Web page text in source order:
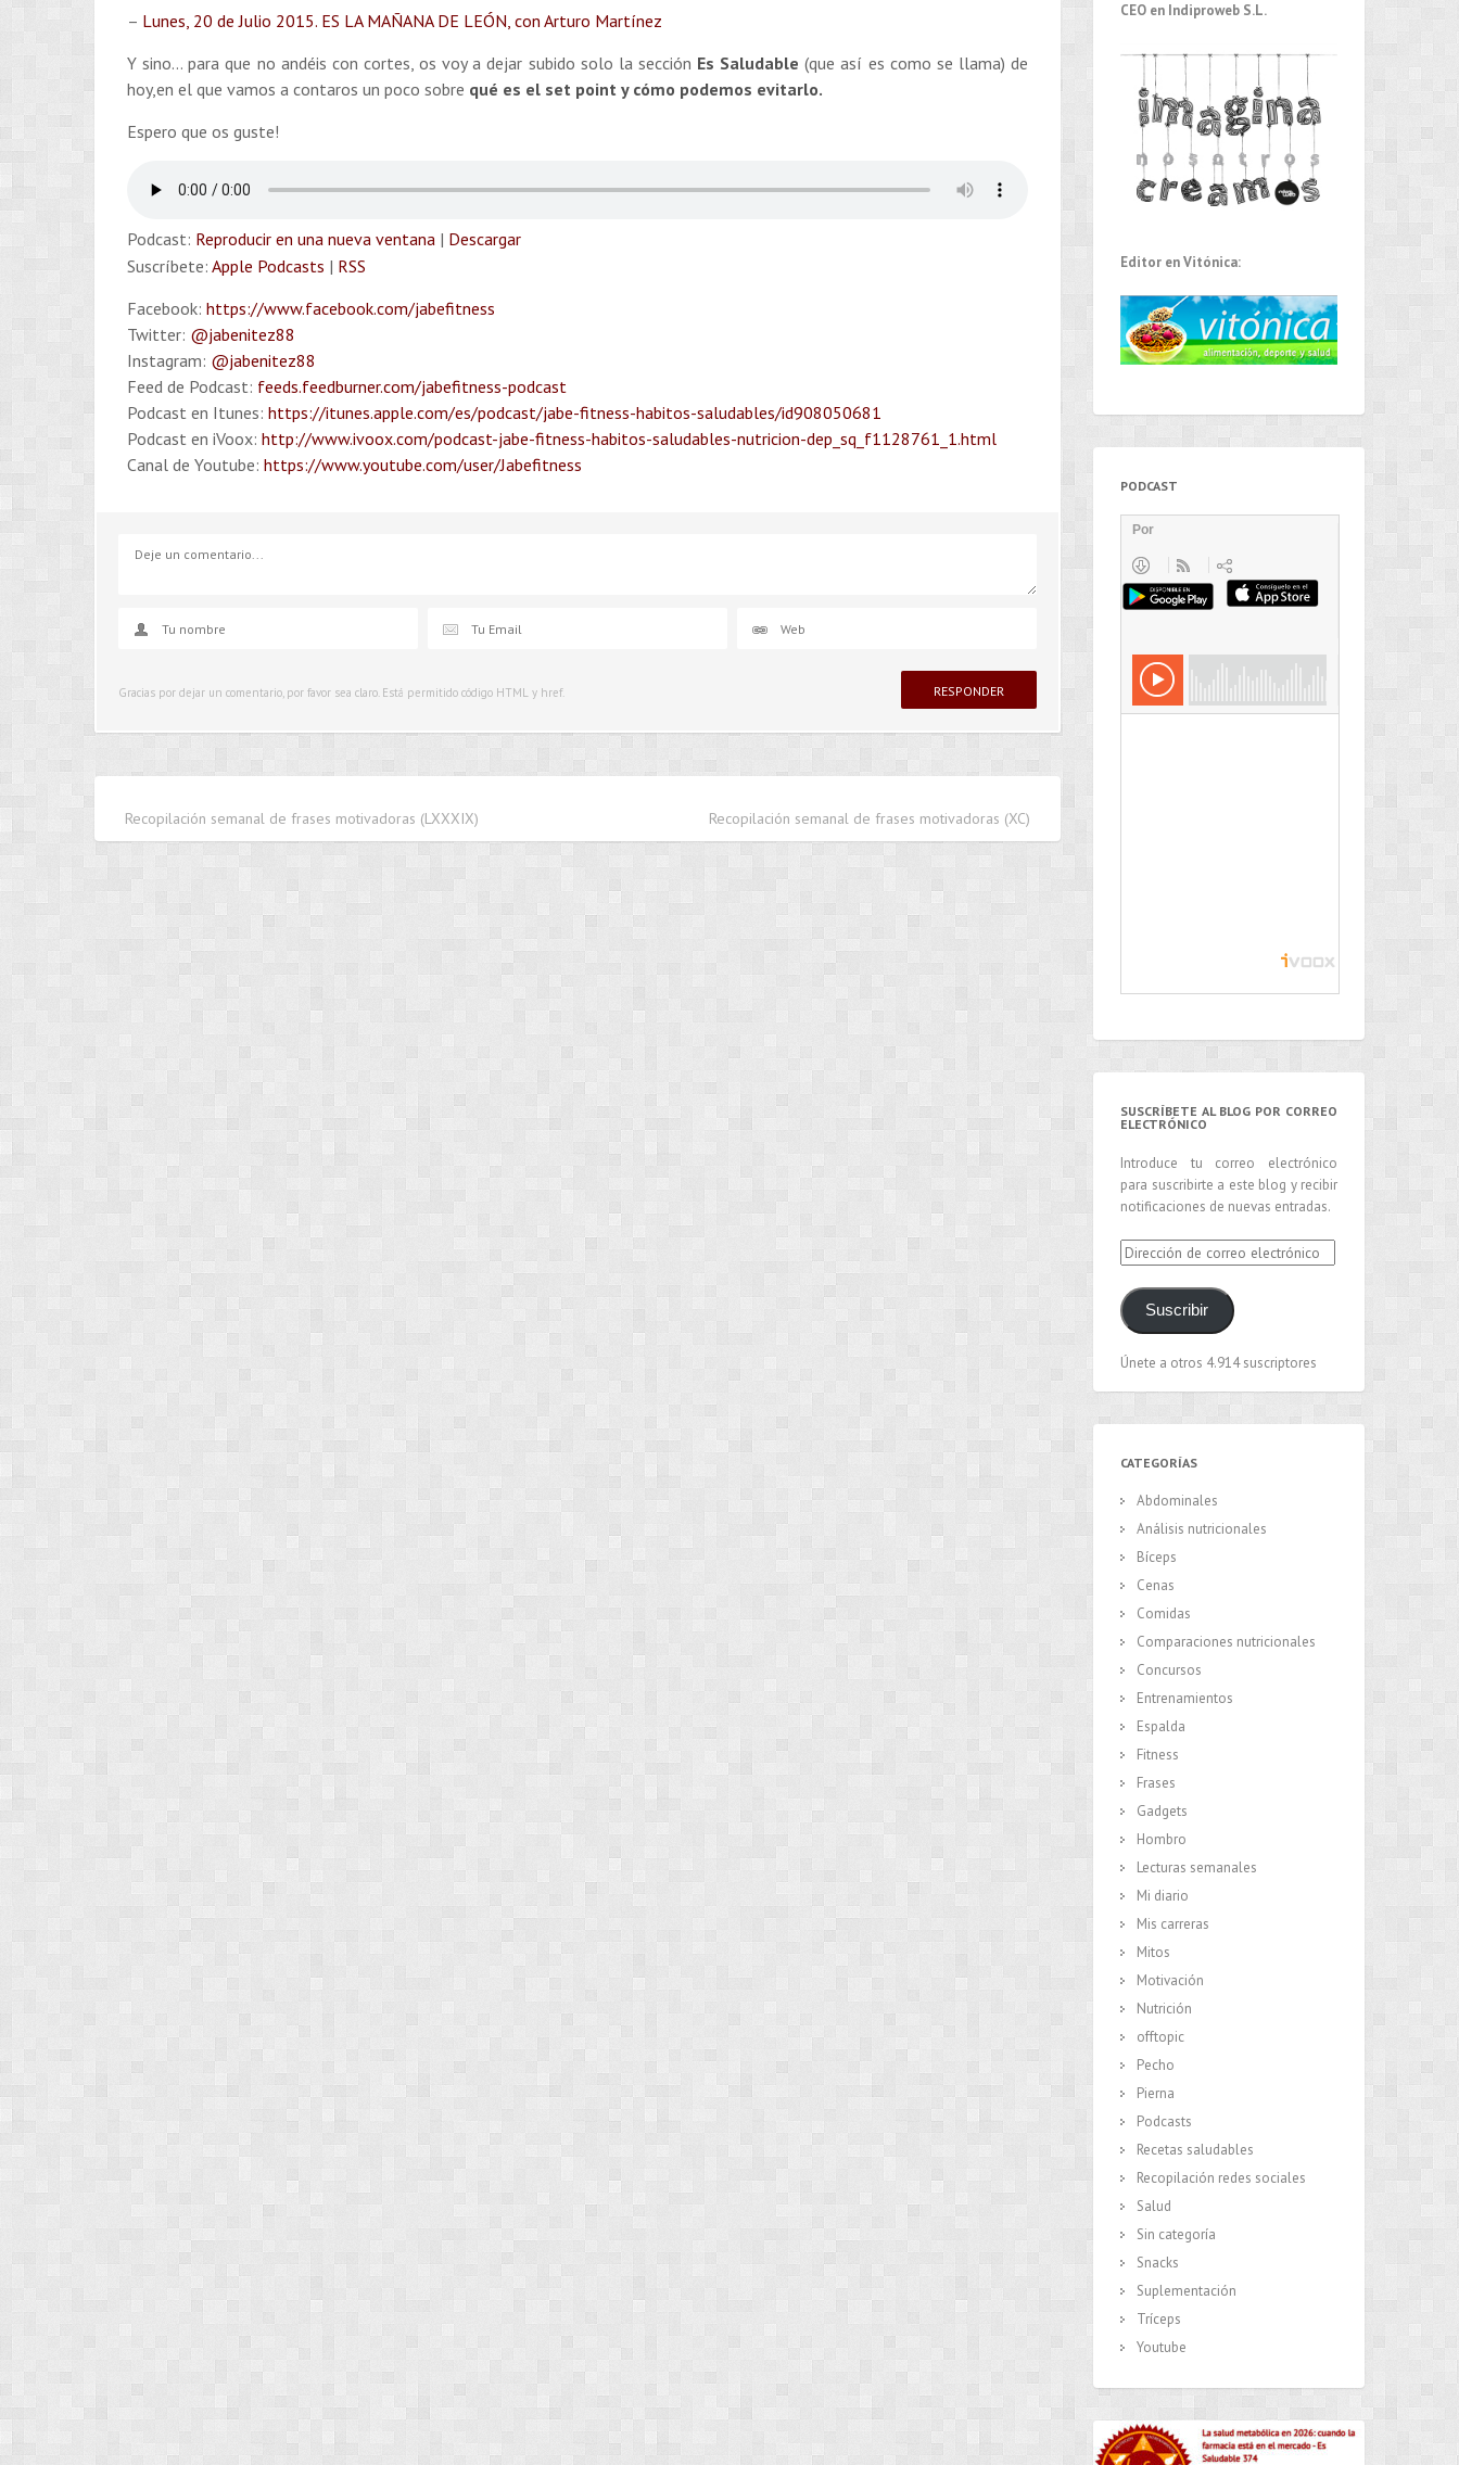
– Lunes, 20 de Julio 2015. ES LA MAÑANA DE LEÓN, con Arturo Martínez
Y sino… para que no andéis con cortes, os voy a dejar subido solo la sección Es Saludable (que así es como se llama) de
hoy,en el que vamos a contaros un poco sobre qué es el set point y cómo podemos evitarlo.
Espero que os guste!
Podcast: Reproducir en una nueva ventana | Descargar
Suscríbete: Apple Podcasts | RSS
Facebook: https://www.facebook.com/jabefitness
Twitter: @jabenitez88
Instagram: @jabenitez88
Feed de Podcast: feeds.feedburner.com/jabefitness-podcast
Podcast en Itunes: https://itunes.apple.com/es/podcast/jabe-fitness-habitos-saludables/id908050681
Podcast en iVoox: http://www.ivoox.com/podcast-jabe-fitness-habitos-saludables-nutricion-dep_sq_f1128761_1.html
Canal de Youtube: https://www.youtube.com/user/Jabefitness
Gracias por dejar un comentario, por favor sea claro. Está permitido código HTML y href.
Recopilación semanal de frases motivadoras (LXXXIX) Recopilación semanal de frases motivadoras (XC)
CEO en Indiproweb S.L.
Editor en Vitónica:
PODCAST
SUSCRÍBETE AL BLOG POR CORREO
ELECTRÓNICO
Introduce tu correo electrónico
para suscribirte a este blog y recibir
notificaciones de nuevas entradas.
Dirección
de
correo
electrónico
Suscribir
Únete a otros 4.914 suscriptores
CATEGORÍAS
Abdominales
Análisis nutricionales
Bíceps
Cenas
Comidas
Comparaciones nutricionales
Concursos
Entrenamientos
Espalda
Fitness
Frases
Gadgets
Hombro
Lecturas semanales
Mi diario
Mis carreras
Mitos
Motivación
Nutrición
offtopic
Pecho
Pierna
Podcasts
Recetas saludables
Recopilación redes sociales
Salud
Sin categoría
Snacks
Suplementación
Tríceps
Youtube